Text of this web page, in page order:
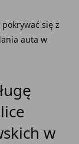
się z
auta w
w